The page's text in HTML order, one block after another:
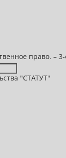
право. –
"СТАТУТ"